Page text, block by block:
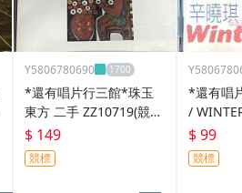
Y5806780690
*還有唱片行三館*珠玉
東方 二手 ZZ10719(競
標)
$ 149
競標
*還有唱
/
Z2099(
$ 99
競標